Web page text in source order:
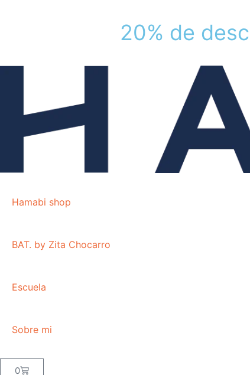
20% de desc
Hamabi shop
BAT. by Zita Chocarro
Escuela
Sobre mi
0
Carrito